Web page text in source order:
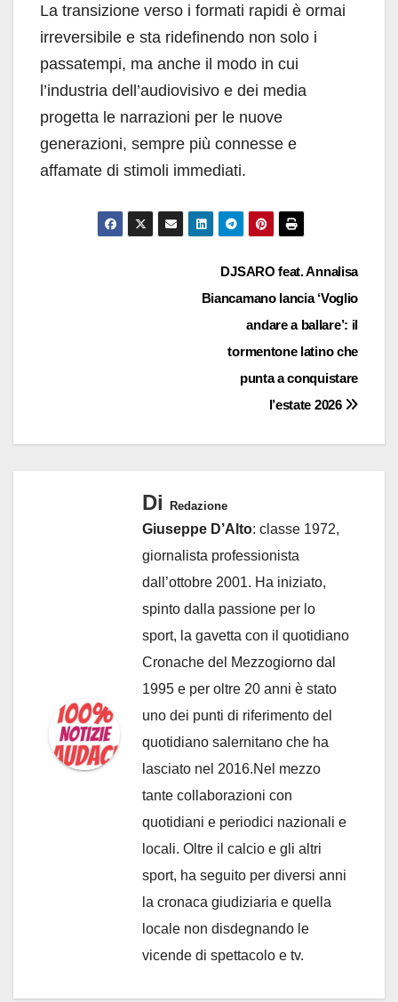
La transizione verso i formati rapidi è ormai
irreversibile e sta ridefinendo non solo i
passatempi, ma anche il modo in cui
l’industria dell’audiovisivo e dei media
progetta le narrazioni per le nuove
generazioni, sempre più connesse e
affamate di stimoli immediati.
DJSARO feat. Annalisa
Biancamano lancia ‘Voglio
andare a ballare’: il
tormentone latino che
punta a conquistare
l’estate 2026
Di Redazione
Giuseppe D’Alto: classe 1972,
giornalista professionista
dall’ottobre 2001. Ha iniziato,
spinto dalla passione per lo
sport, la gavetta con il quotidiano
Cronache del Mezzogiorno dal
1995 e per oltre 20 anni è stato
uno dei punti di riferimento del
quotidiano salernitano che ha
lasciato nel 2016.Nel mezzo
tante collaborazioni con
quotidiani e periodici nazionali e
locali. Oltre il calcio e gli altri
sport, ha seguito per diversi anni
la cronaca giudiziaria e quella
locale non disdegnando le
vicende di spettacolo e tv.